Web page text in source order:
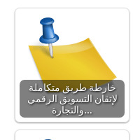
خارطة طريق متكاملة
لإتقان التسويق الرقمي
والتجارة…